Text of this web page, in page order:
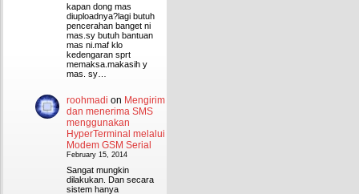
kapan dong mas
diuploadnya?lagi butuh
pencerahan banget ni
mas.sy butuh bantuan
mas ni.maf klo
kedengaran sprt
memaksa.makasih y
mas. sy…
roohmadi on Mengirim
dan menerima SMS
menggunakan
HyperTerminal melalui
Modem GSM Serial
February 15, 2014
Sangat mungkin
dilakukan. Dan secara
sistem hanya